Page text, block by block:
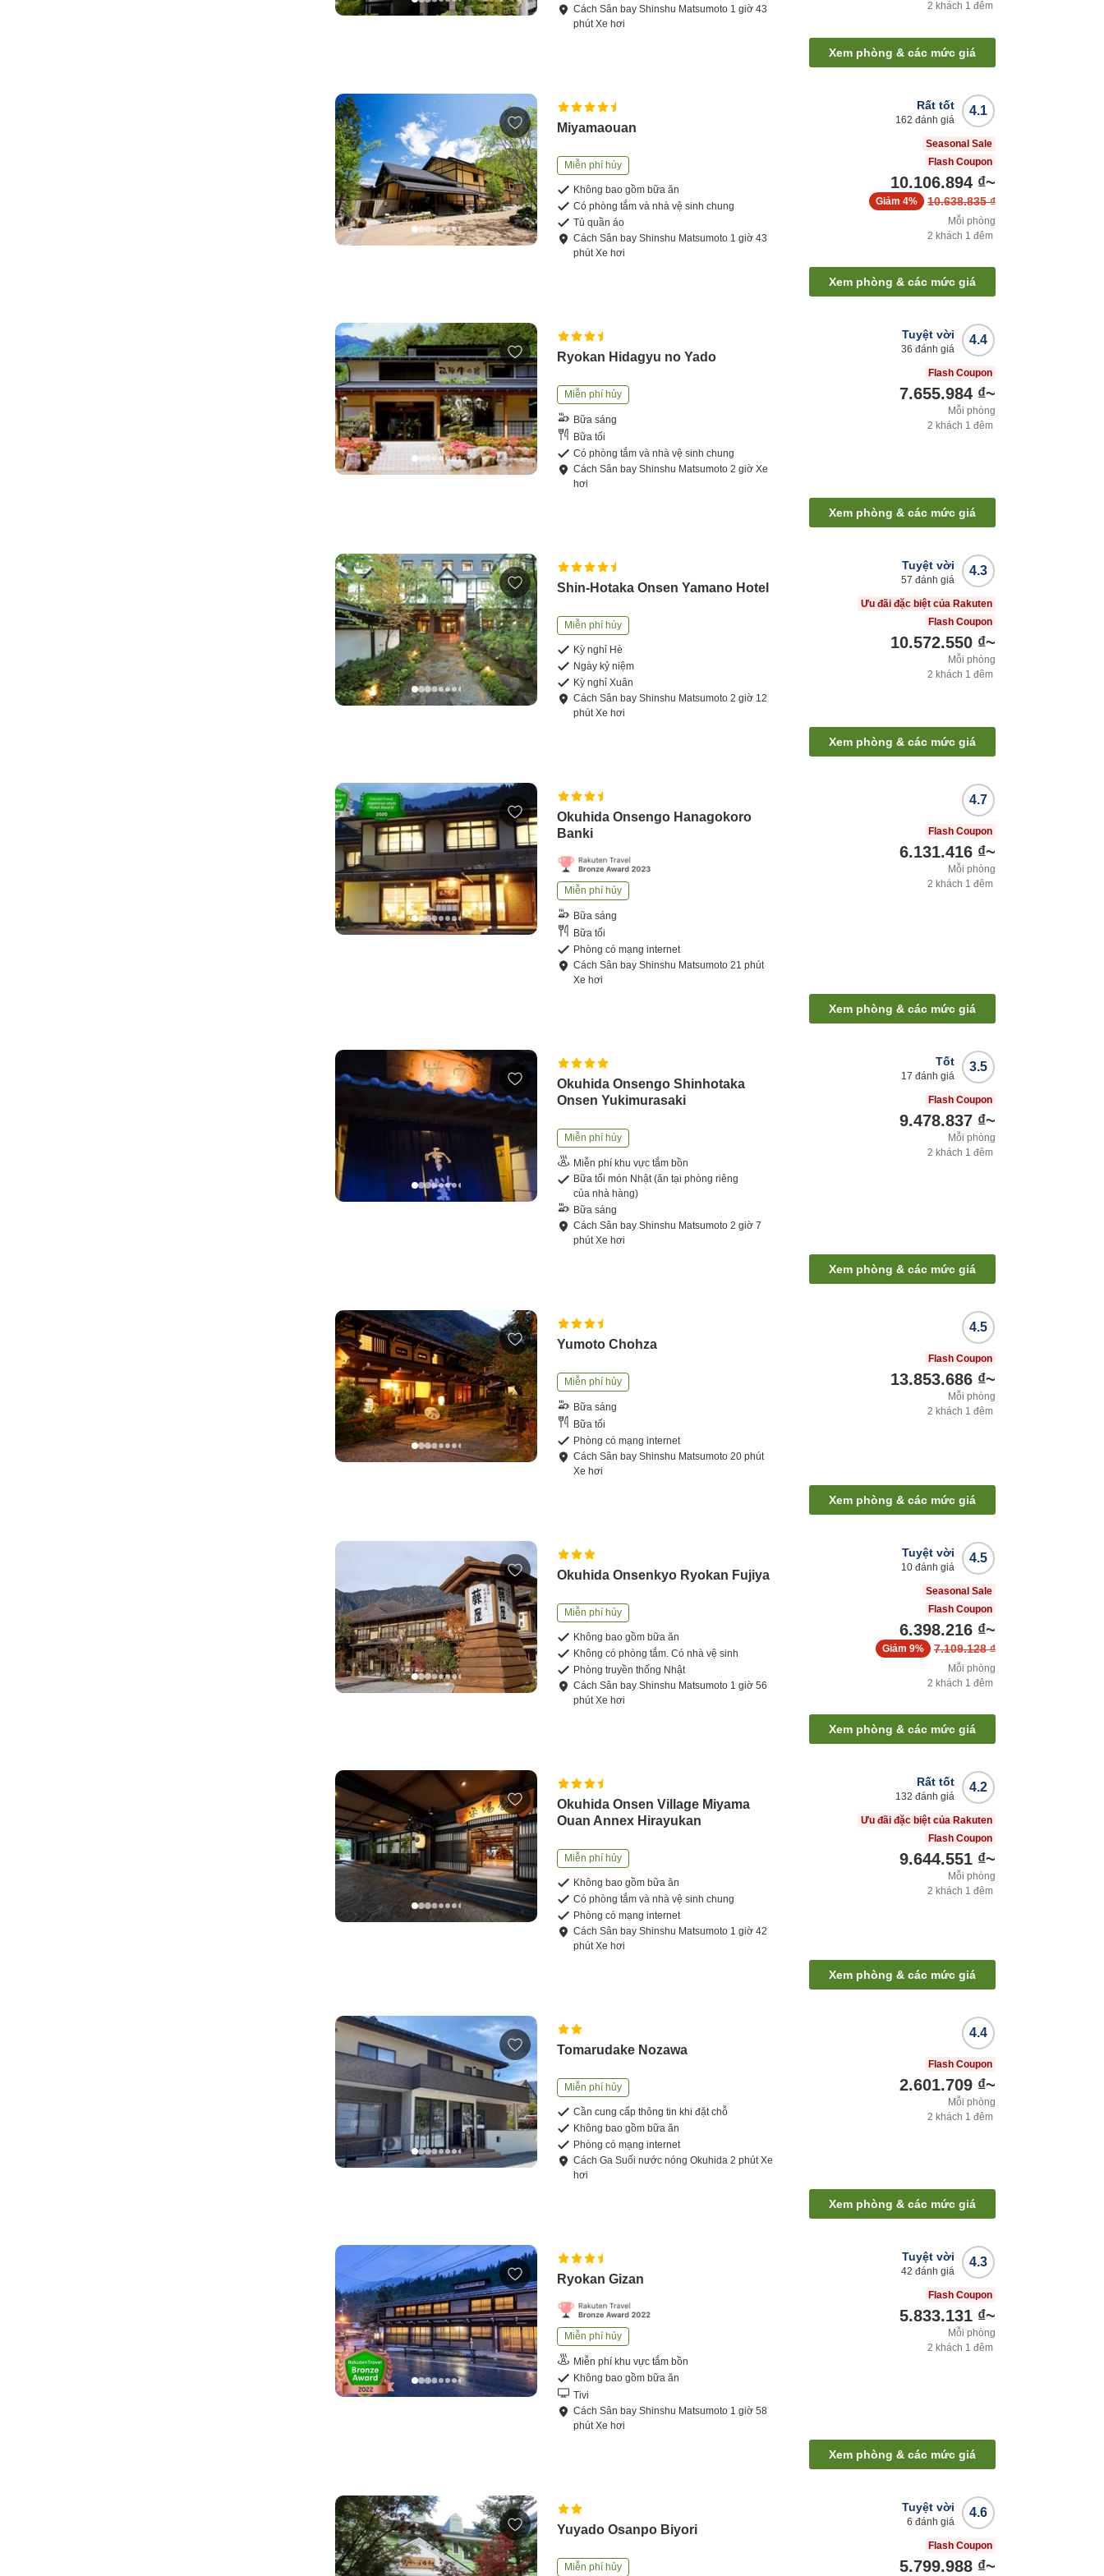
CáchSân bay Shinshu Matsumoto 1 giờ43
phútXe hơi
2 khách 1 đêm
Xem phòng & các mức giá
Miyamaouan
Miễn phí hủy
Không bao gồm bữa ăn
Có phòng tắm và nhà vệ sinh chung
Tủ quần áo
CáchSân bay Shinshu Matsumoto 1 giờ43
phútXe hơi
4.1
Rất tốt
162 đánh giá
Seasonal Sale
Flash Coupon
10.106.894 ₫~
10.638.835 ₫
Giảm 4%
Mỗi phòng
2 khách 1 đêm
Xem phòng & các mức giá
Ryokan Hidagyu no Yado
Miễn phí hủy
Bữa sáng
Bữa tối
Có phòng tắm và nhà vệ sinh chung
CáchSân bay Shinshu Matsumoto2 giờXe
hơi
4.4
Tuyệt vời
36 đánh giá
Flash Coupon
7.655.984 ₫~
Mỗi phòng
2 khách 1 đêm
Xem phòng & các mức giá
Shin-Hotaka Onsen Yamano Hotel
Miễn phí hủy
Kỳ nghỉ Hè
Ngày kỷ niệm
Kỳ nghỉ Xuân
CáchSân bay Shinshu Matsumoto2 giờ 12
phútXe hơi
4.3
Tuyệt vời
57 đánh giá
Ưu đãi đặc biệt của Rakuten
Flash Coupon
10.572.550 ₫~
Mỗi phòng
2 khách 1 đêm
Xem phòng & các mức giá
Okuhida Onsengo Hanagokoro
Banki
Miễn phí hủy
Bữa sáng
Bữa tối
Phòng có mạng internet
CáchSân bay Shinshu Matsumoto21 phút
Xe hơi
4.7
Flash Coupon
6.131.416 ₫~
Mỗi phòng
2 khách 1 đêm
Xem phòng & các mức giá
Okuhida Onsengo Shinhotaka
Onsen Yukimurasaki
Miễn phí hủy
Miễn phí khu vực tắm bồn
Bữa tối món Nhật (ăn tại phòng riêng
của nhà hàng)
Bữa sáng
CáchSân bay Shinshu Matsumoto2 giờ7
phútXe hơi
3.5
Tốt
17 đánh giá
Flash Coupon
9.478.837 ₫~
Mỗi phòng
2 khách 1 đêm
Xem phòng & các mức giá
Yumoto Chohza
Miễn phí hủy
Bữa sáng
Bữa tối
Phòng có mạng internet
CáchSân bay Shinshu Matsumoto20 phút
Xe hơi
4.5
Flash Coupon
13.853.686 ₫~
Mỗi phòng
2 khách 1 đêm
Xem phòng & các mức giá
Okuhida Onsenkyo Ryokan Fujiya
Miễn phí hủy
Không bao gồm bữa ăn
Không có phòng tắm. Có nhà vệ sinh
Phòng truyền thống Nhật
CáchSân bay Shinshu Matsumoto 1 giờ56
phútXe hơi
4.5
Tuyệt vời
10 đánh giá
Seasonal Sale
Flash Coupon
6.398.216 ₫~
7.109.128 ₫
Giảm 9%
Mỗi phòng
2 khách 1 đêm
Xem phòng & các mức giá
Okuhida Onsen Village Miyama
Ouan Annex Hirayukan
Miễn phí hủy
Không bao gồm bữa ăn
Có phòng tắm và nhà vệ sinh chung
Phòng có mạng internet
CáchSân bay Shinshu Matsumoto 1 giờ42
phútXe hơi
4.2
Rất tốt
132 đánh giá
Ưu đãi đặc biệt của Rakuten
Flash Coupon
9.644.551 ₫~
Mỗi phòng
2 khách 1 đêm
Xem phòng & các mức giá
Tomarudake Nozawa
Miễn phí hủy
Cần cung cấp thông tin khi đặt chỗ
Không bao gồm bữa ăn
Phòng có mạng internet
CáchGa Suối nước nóng Okuhida 2 phútXe
hơi
4.4
Flash Coupon
2.601.709 ₫~
Mỗi phòng
2 khách 1 đêm
Xem phòng & các mức giá
Ryokan Gizan
Miễn phí hủy
Miễn phí khu vực tắm bồn
Không bao gồm bữa ăn
Tivi
CáchSân bay Shinshu Matsumoto 1 giờ58
phútXe hơi
4.3
Tuyệt vời
42 đánh giá
Flash Coupon
5.833.131 ₫~
Mỗi phòng
2 khách 1 đêm
Xem phòng & các mức giá
Yuyado Osanpo Biyori
Miễn phí hủy
4.6
Tuyệt vời
6 đánh giá
Flash Coupon
5.799.988 ₫~